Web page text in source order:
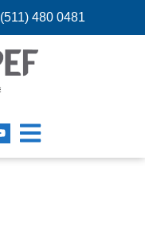
(511) 480 0481